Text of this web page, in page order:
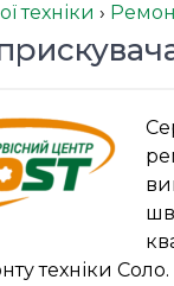
техніки ›
техніки